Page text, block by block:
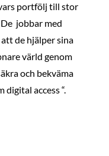
portfölj till stor
jobbar med
de hjälper sina
värld genom
och bekväma
digital access “.